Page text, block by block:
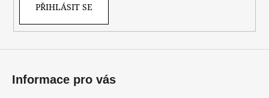
PŘIHLÁSIT SE
Informace pro vás